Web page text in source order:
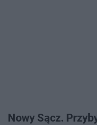
Nowy Sącz.